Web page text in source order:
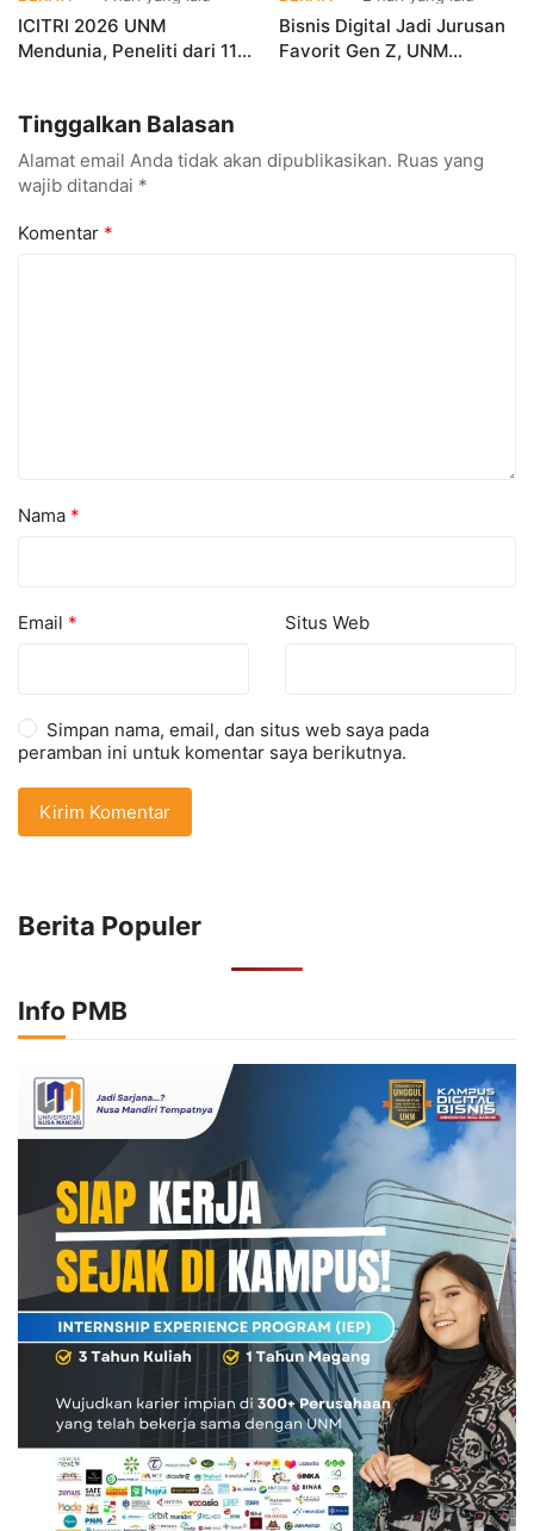
ICITRI 2026 UNM
Mendunia, Peneliti dari 11
Bisnis Digital Jadi Jurusan
Favorit Gen Z, UNM
Tinggalkan Balasan
Alamat email Anda tidak akan dipublikasikan. Ruas yang
wajib ditandai *
Komentar *
Nama *
Email * Situs Web
Simpan nama, email, dan situs web saya pada
peramban ini untuk komentar saya berikutnya.
Berita Populer
Info PMB